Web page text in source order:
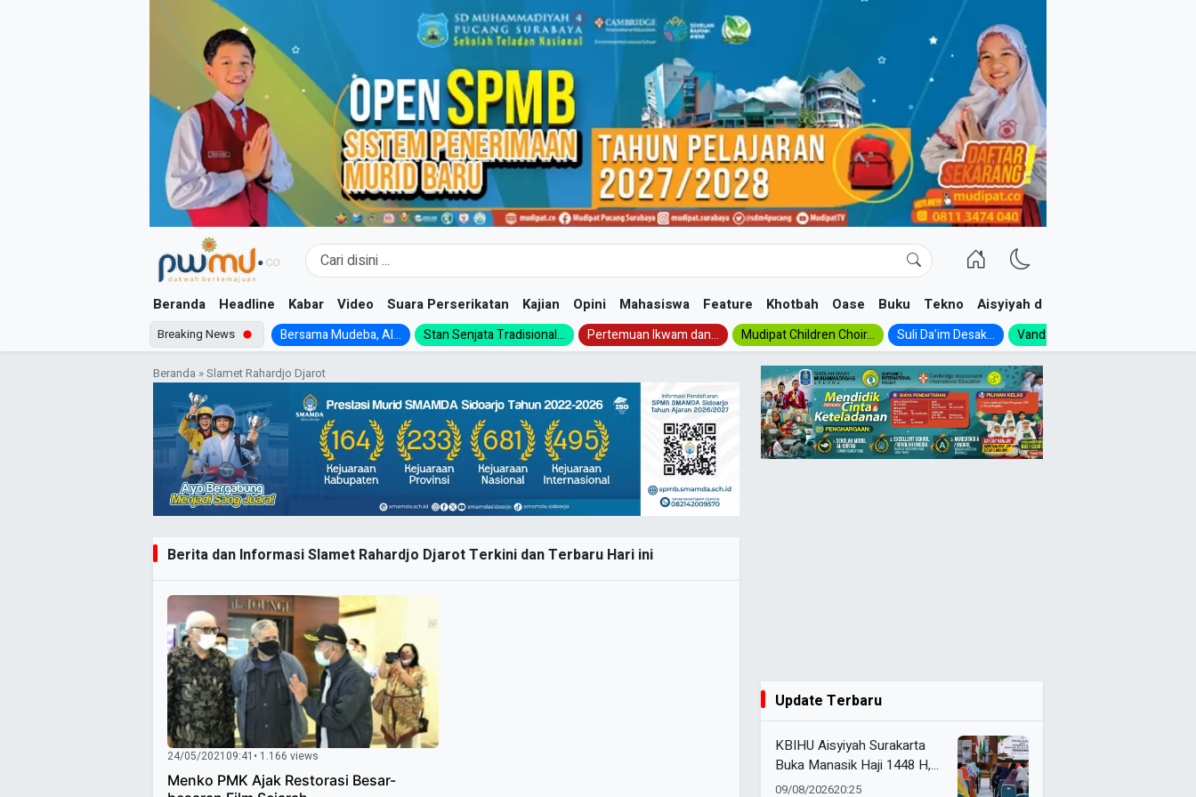
Beranda Headline Kabar Video Suara Perserikatan Kajian Opini Mahasiswa Feature Khotbah Oase Buku Tekno Aisyiyah dan NA
Breaking News Bersama Mudeba, Al... Stan Senjata Tradisional... Pertemuan Ikwam dan... Mudipat Children Choir... Suli Da’im Desak... Vanda, Siswa SMK...
Beranda »Slamet Rahardjo Djarot
Berita dan Informasi Slamet Rahardjo Djarot Terkini dan Terbaru Hari ini
24/05/202109:41 • 1.166 views
Menko PMK Ajak Restorasi Besar-
Update Terbaru
KBIHU Aisyiyah Surakarta
Buka Manasik Haji 1448 H,
Diikuti 200 Calon Jemaah
09/08/202620:25